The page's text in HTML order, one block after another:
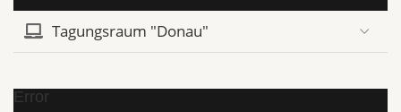
Tagungsraum "Donau"
Error